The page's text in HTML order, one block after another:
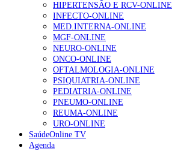
HIPERTENSÃO E RCV-ONLINE
INFECTO-ONLINE
MED.INTERNA-ONLINE
MGF-ONLINE
NEURO-ONLINE
ONCO-ONLINE
OFTALMOLOGIA-ONLINE
PSIQUIATRIA-ONLINE
PEDIATRIA-ONLINE
PNEUMO-ONLINE
REUMA-ONLINE
URO-ONLINE
SaúdeOnline TV
Agenda